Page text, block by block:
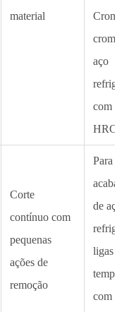
material
Cromo,
cromo
aço
com
Corte
contínuo com
pequenas
ações de
remoção
Para o
de aço
ligas de
com